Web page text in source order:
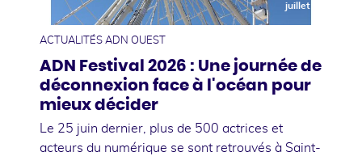
juillet
ACTUALITÉS ADN OUEST
ADN Festival 2026 : Une journée de
déconnexion face à l'océan pour
mieux décider
Le 25 juin dernier, plus de 500 actrices et
acteurs du numérique se sont retrouvés à Saint-